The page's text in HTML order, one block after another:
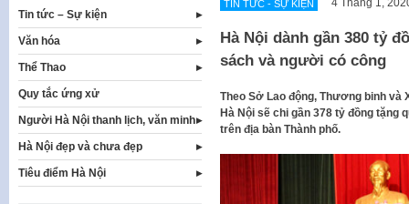
TIN TỨC - SỰ KIỆN 4 Tháng 1,
Hà Nội dành gần 380 tỷ
sách và người có công
Theo Sở Lao động, Thương binh và
Hà Nội sẽ chi gần 378 tỷ đồng tặng
trên địa bàn Thành phố.
Tin tức – Sự kiện
Văn hóa
Thể Thao
Quy tắc ứng xử
Người Hà Nội thanh lịch, văn minh
Hà Nội đẹp và chưa đẹp
Tiêu điểm Hà Nội